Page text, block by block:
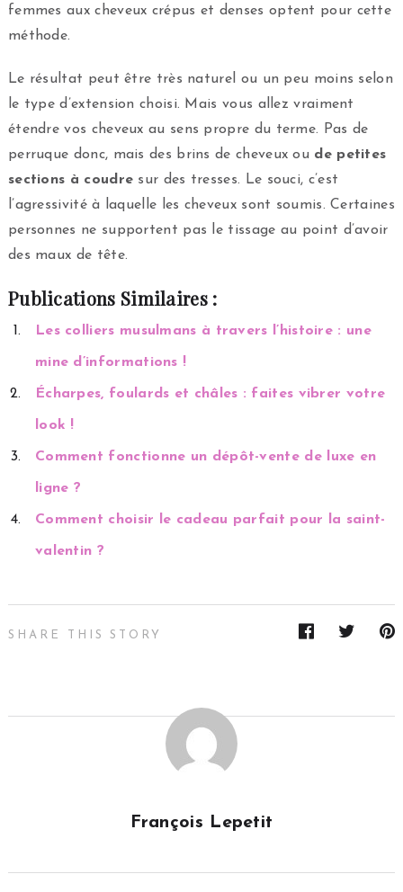
femmes aux cheveux crépus et denses optent pour cette
méthode.
Le résultat peut être très naturel ou un peu moins selon
le type d’extension choisi. Mais vous allez vraiment
étendre vos cheveux au sens propre du terme. Pas de
perruque donc, mais des brins de cheveux ou de petites
sections à coudre sur des tresses. Le souci, c’est
l’agressivité à laquelle les cheveux sont soumis. Certaines
personnes ne supportent pas le tissage au point d’avoir
des maux de tête.
Publications Similaires :
Les colliers musulmans à travers l’histoire : une
mine d’informations !
Écharpes, foulards et châles : faites vibrer votre
look !
Comment fonctionne un dépôt-vente de luxe en
ligne ?
Comment choisir le cadeau parfait pour la saint-
valentin ?
SHARE THIS STORY
François Lepetit